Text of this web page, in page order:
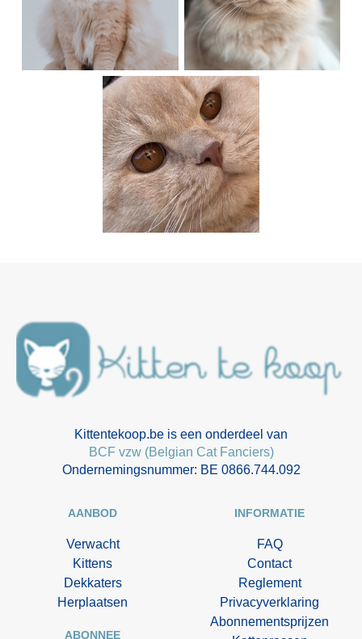
Kittentekoop.be is een onderdeel van
BCF vzw (Belgian Cat Fanciers)
Ondernemingsnummer: BE 0866.744.092
AANBOD
Verwacht
Kittens
Dekkaters
Herplaatsen
ABONNEE
INFORMATIE
FAQ
Contact
Reglement
Privacyverklaring
Abonnementsprijzen